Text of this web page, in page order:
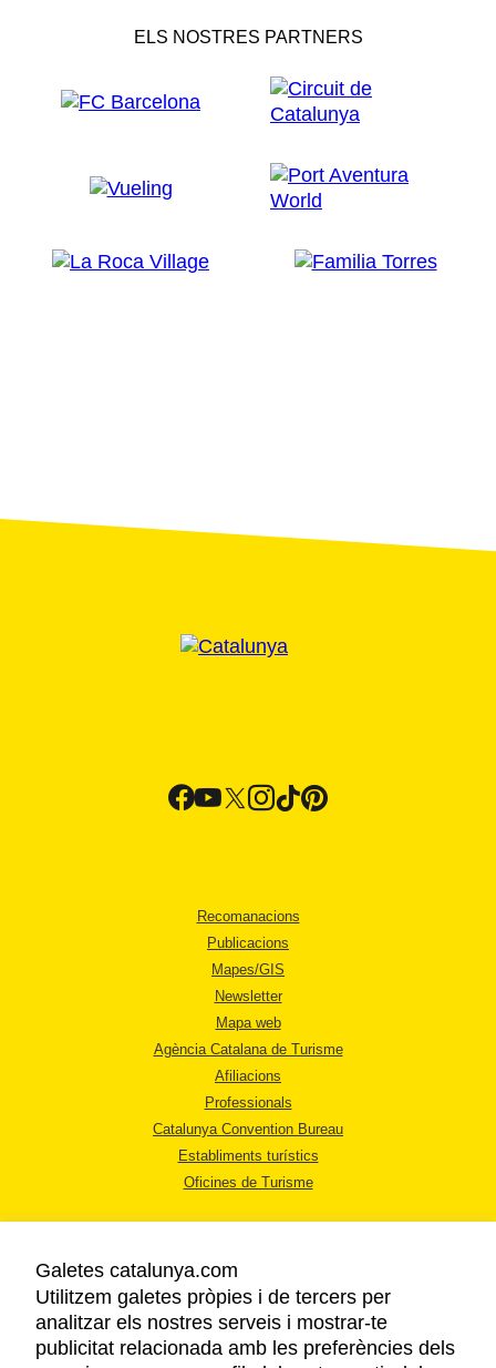
ELS NOSTRES PARTNERS
Recomanacions
Publicacions
Mapes/GIS
Newsletter
Mapa web
Agència Catalana de Turisme
Afiliacions
Professionals
Catalunya Convention Bureau
Establiments turístics
Oficines de Turisme
AVÍS LEGAL
Galetes catalunya.com
Utilitzem galetes pròpies i de tercers per
analitzar els nostres serveis i mostrar-te
publicitat relacionada amb les preferències dels